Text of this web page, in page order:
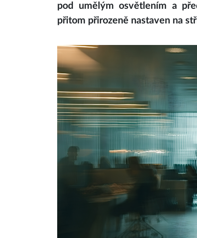
pod umělým osvětlením a
přitom přirozeně nastaven na